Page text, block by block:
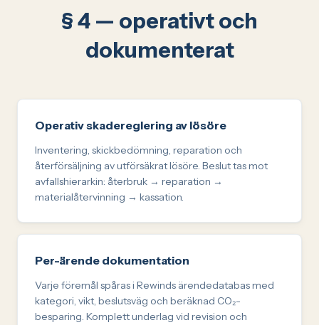
§ 4 — operativt och
dokumenterat
Operativ skadereglering av lösöre
Inventering, skickbedömning, reparation och
återförsäljning av utförsäkrat lösöre. Beslut tas mot
avfallshierarkin: återbruk → reparation →
materialåtervinning → kassation.
Per-ärende dokumentation
Varje föremål spåras i Rewinds ärendedatabas med
kategori, vikt, beslutsväg och beräknad CO₂-
besparing. Komplett underlag vid revision och